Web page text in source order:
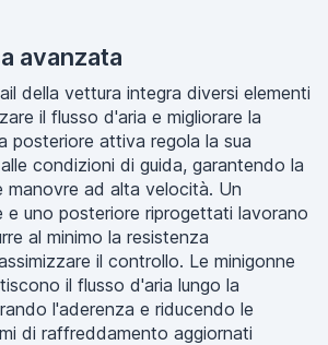
avanzata
della vettura integra diversi elementi
il flusso d'aria e migliorare la
posteriore attiva regola la sua
condizioni di guida, garantendo la
manovre ad alta velocità. Un
e uno posteriore riprogettati lavorano
al minimo la resistenza
il controllo. Le minigonne
il flusso d'aria lungo la
l'aderenza e riducendo le
di raffreddamento aggiornati